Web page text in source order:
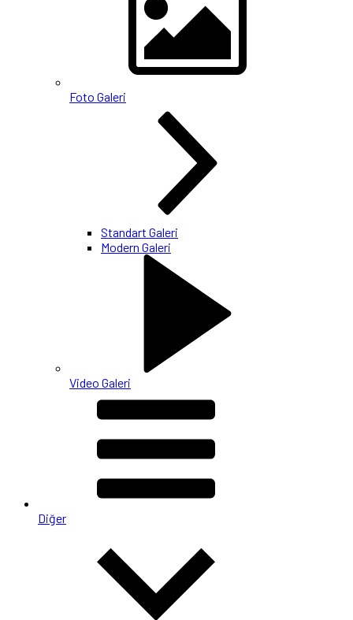
Foto Galeri
Standart Galeri
Modern Galeri
Video Galeri
Diğer